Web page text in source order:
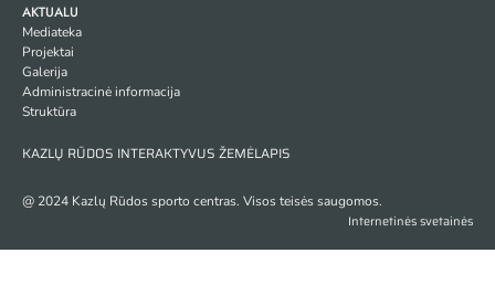
AKTUALU
Mediateka
Projektai
Galerija
Administracinė informacija
Struktūra
KAZLŲ RŪDOS INTERAKTYVUS ŽEMĖLAPIS
@ 2024 Kazlų Rūdos sporto centras. Visos teisės saugomos.
Internetinės svetainės